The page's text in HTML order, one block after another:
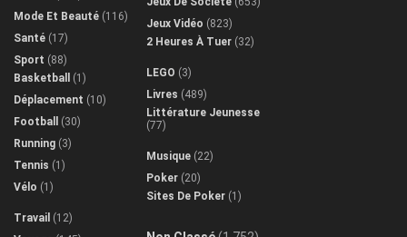
Mode Et Beauté (116)
Santé (17)
Sport (88)
Basketball
(1)
Déplacement (10)
Football
(30)
Running (3)
Tennis (1)
Vélo (1)
Travail (12)
Jeux Vidéo (823)
2 Heures À Tuer (32)
LEGO (3)
Livres (489)
Littérature Jeunesse
(77)
Musique (22)
Poker (20)
Sites De Poker (1)